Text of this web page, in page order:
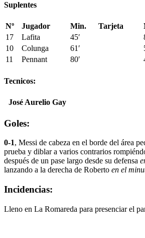
Suplentes
Nº Jugador Min. Tarjeta
17
Lafita 45′
10
Colunga 61′
11
Pennant 80′
Tecnicos:
José Aurelio Gay
Goles:
0-1, Messi de cabeza en el borde del área
prueba y diblar a varios contrarios
después de un pase largo desde su defensa
lanzando a la derecha de Roberto en el
Incidencias:
Lleno en La Romareda para presenciar el